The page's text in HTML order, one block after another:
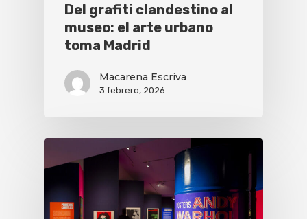
Del grafiti clandestino al
museo: el arte urbano
toma Madrid
Macarena Escriva
3 febrero, 2026